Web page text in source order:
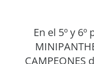
En el 5º y
CAMPEONES